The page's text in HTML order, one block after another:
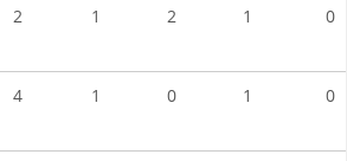
2 1 2 1 0
4 1 0 1 0